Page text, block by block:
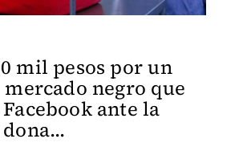
mil pesos por un
negro que
ante la